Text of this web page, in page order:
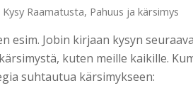
Kysy Raamatusta, Pahuus ja kärsimys
esim. Jobin kirjaan kysyn
kuten meille kaikille.
suhtautua kärsimykseen: